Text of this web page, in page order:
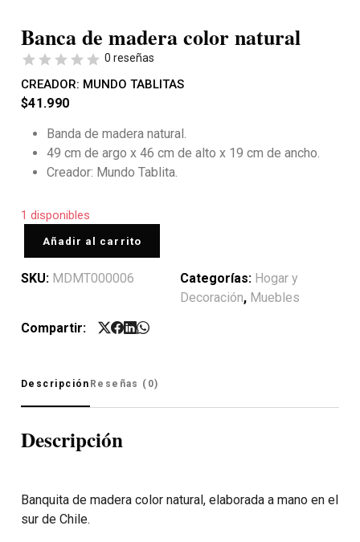
Banca de madera color natural
0 reseñas
CREADOR: MUNDO TABLITAS
$41.990
Banda de madera natural.
49 cm de argo x 46 cm de alto x 19 cm de ancho.
Creador: Mundo Tablita.
1 disponibles
Añadir al carrito
SKU: MDMT000006 Categorías: Hogar y
Decoración, Muebles
Compartir:
Descripción Reseñas (0)
Descripción
Banquita de madera color natural, elaborada a mano en el
sur de Chile.